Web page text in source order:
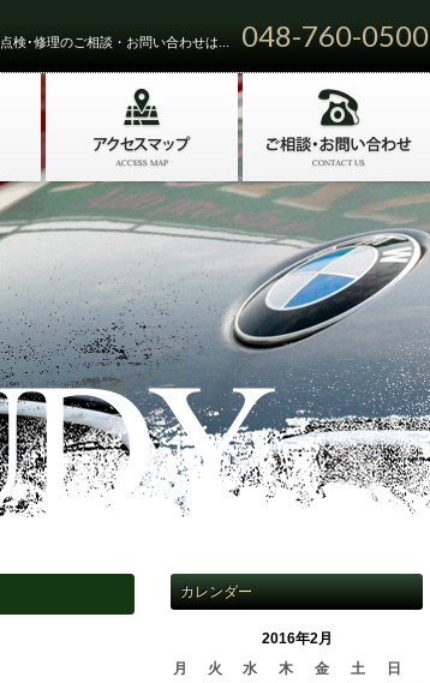
点検･修理のご相談・お問い合わせは... 048-760-0500
カレンダー
2016年2月
月
火 水 木 金 土
日